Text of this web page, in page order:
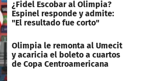
¿Fidel Escobar al Olimpia?
Espinel responde y admite:
"El resultado fue corto"
Olimpia le remonta al Umecit
y acaricia el boleto a cuartos
de Copa Centroamericana